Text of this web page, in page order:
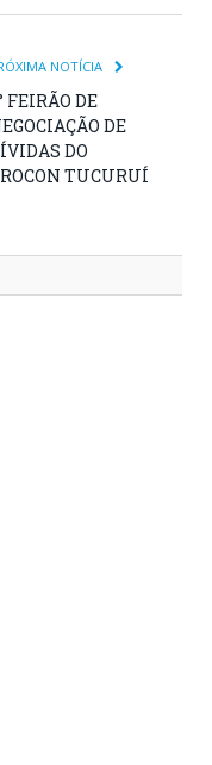
NOTÍCIA
FEIRÃO DE
DE
DO
TUCURUÍ